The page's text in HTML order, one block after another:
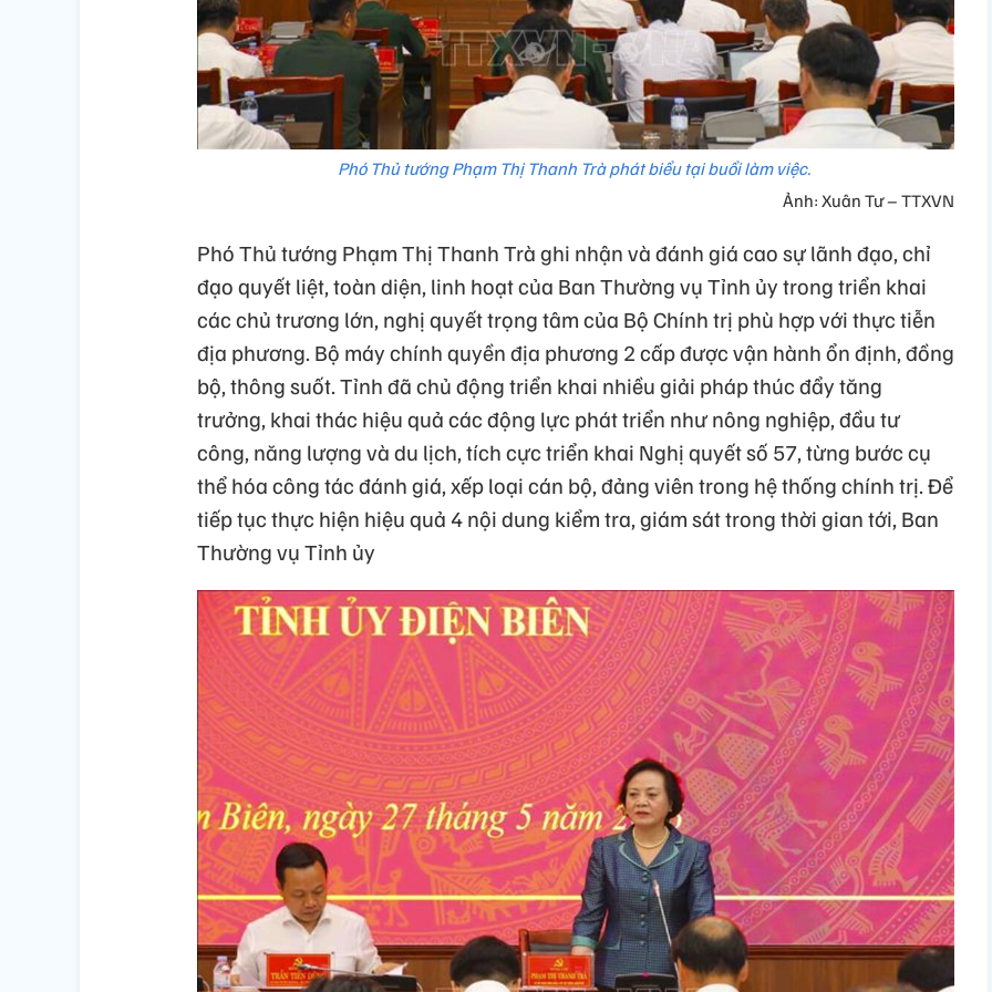
Phó Thủ tướng Phạm Thị Thanh Trà phát biểu tại buổi làm việc.
Ảnh: Xuân Tư – TTXVN
Phó Thủ tướng Phạm Thị Thanh Trà ghi nhận và đánh giá cao sự lãnh đạo, chỉ
đạo quyết liệt, toàn diện, linh hoạt của Ban Thường vụ Tỉnh ủy trong triển khai
các chủ trương lớn, nghị quyết trọng tâm của Bộ Chính trị phù hợp với thực tiễn
địa phương. Bộ máy chính quyền địa phương 2 cấp được vận hành ổn định, đồng
bộ, thông suốt. Tỉnh đã chủ động triển khai nhiều giải pháp thúc đẩy tăng
trưởng, khai thác hiệu quả các động lực phát triển như nông nghiệp, đầu tư
công, năng lượng và du lịch, tích cực triển khai Nghị quyết số 57, từng bước cụ
thể hóa công tác đánh giá, xếp loại cán bộ, đảng viên trong hệ thống chính trị. Để
tiếp tục thực hiện hiệu quả 4 nội dung kiểm tra, giám sát trong thời gian tới, Ban
Thường vụ Tỉnh ủy